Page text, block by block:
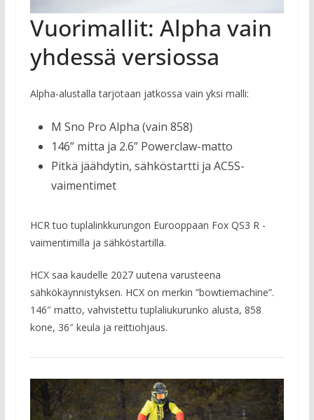
Vuorimallit: Alpha vain
yhdessä versiossa
Alpha-alustalla tarjotaan jatkossa vain yksi malli:
M Sno Pro Alpha (vain 858)
146” mitta ja 2.6” Powerclaw-matto
Pitkä jäähdytin, sähköstartti ja AC5S-
vaimentimet
HCR tuo tuplalinkkurungon Eurooppaan Fox QS3 R -
vaimentimilla ja sähköstartilla.
HCX saa kaudelle 2027 uutena varusteena
sähkökäynnistyksen. HCX on merkin ”bowtiemachine”.
146″ matto, vahvistettu tuplaliukurunko alusta, 858
kone, 36″ keula ja reittiohjaus.